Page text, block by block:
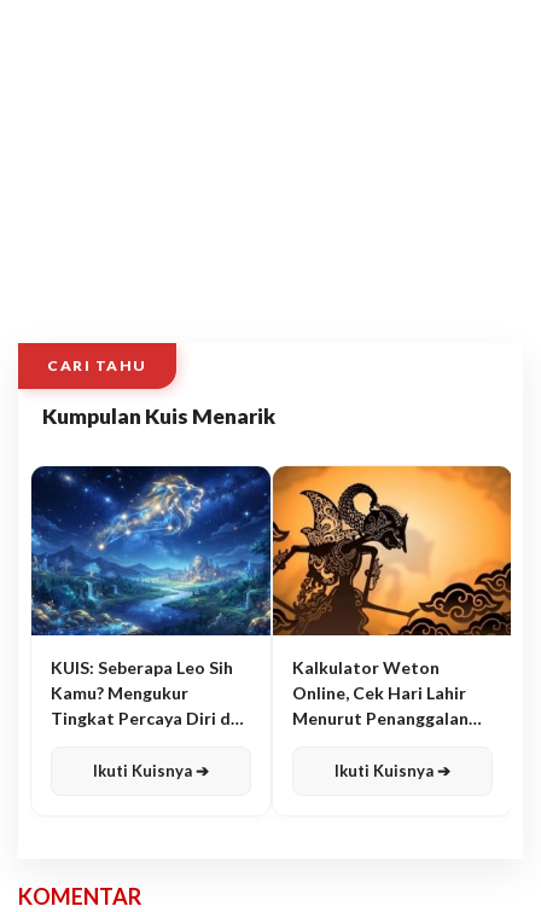
CARI TAHU
Kumpulan Kuis Menarik
KUIS: Seberapa Leo Sih
Kamu? Mengukur
Tingkat Percaya Diri dan
Ikuti Kuisnya ➔
Kalkulator Weton
Online, Cek Hari Lahir
Menurut Penanggalan
Ikuti Kuisnya ➔
KOMENTAR